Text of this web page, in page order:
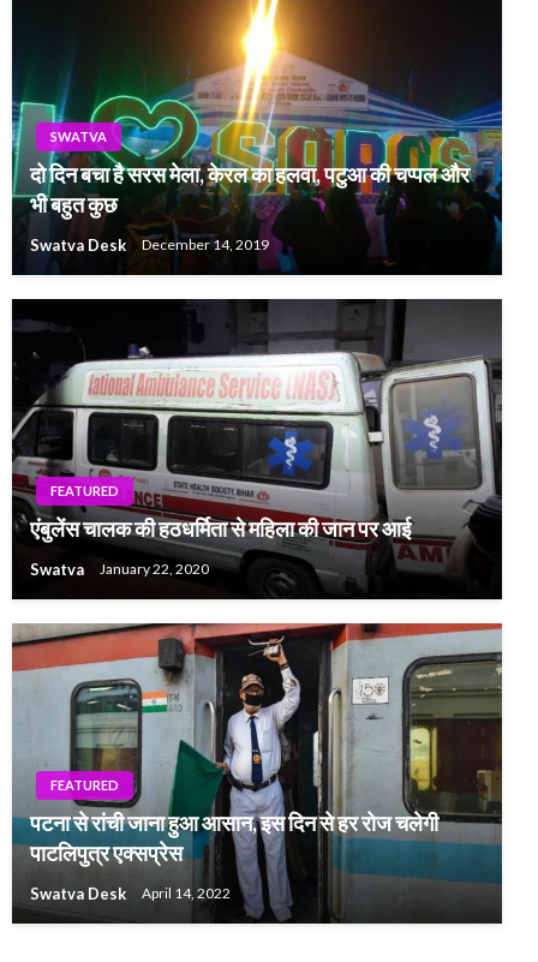
SWATVA
दो दिन बचा है सरस मेला, केरल का हलवा, पटुआ की चप्पल और
भी बहुत कुछ
Swatva Desk December 14, 2019
FEATURED
एंबुलेंस चालक की हठधर्मिता से महिला की जान पर आई
Swatva January 22, 2020
FEATURED
पटना से रांची जाना हुआ आसान, इस दिन से हर रोज चलेगी
पाटलिपुत्र एक्सप्रेस
Swatva Desk April 14, 2022